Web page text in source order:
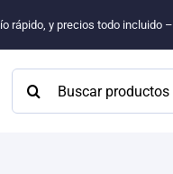
rápido, y precios todo incluido –
Buscar: